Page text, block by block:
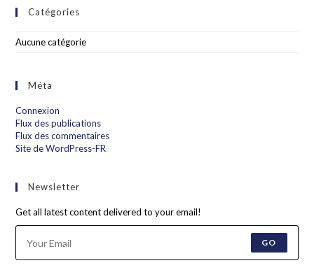
Catégories
Aucune catégorie
Méta
Connexion
Flux des publications
Flux des commentaires
Site de WordPress-FR
Newsletter
Get all latest content delivered to your email!
GO